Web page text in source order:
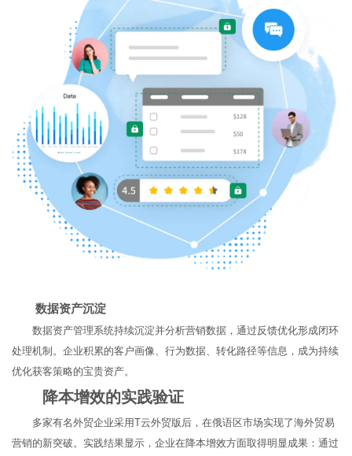
数据资产沉淀
数据资产管理系统持续沉淀并分析营销数据，通过反馈优化形成闭环
处理机制。企业积累的客户画像、行为数据、转化路径等信息，成为持续
优化获客策略的宝贵资产。
降本增效的实践验证
多家有名外贸企业采用T云外贸版后，在俄语区市场实现了海外贸易
营销的新突破。实践结果显示，企业在降本增效方面取得明显成果：通过